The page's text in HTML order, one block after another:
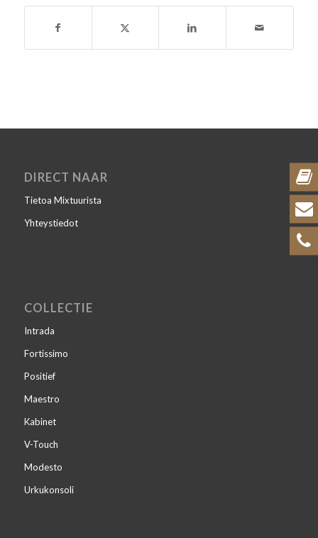
DIRECT NAAR
Tietoa Mixtuurista
Yhteystiedot
COLLECTIE
Intrada
Fortissimo
Positief
Maestro
Kabinet
V-Touch
Modesto
Urkukonsoli